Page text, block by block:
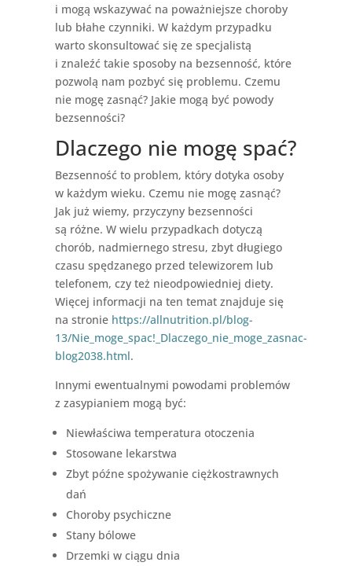
i mogą wskazywać na poważniejsze choroby
lub błahe czynniki. W każdym przypadku
warto skonsultować się ze specjalistą
i znaleźć takie sposoby na bezsenność, które
pozwolą nam pozbyć się problemu. Czemu
nie mogę zasnąć? Jakie mogą być powody
bezsenności?
Dlaczego nie mogę spać?
Bezsenność to problem, który dotyka osoby
w każdym wieku. Czemu nie mogę zasnąć?
Jak już wiemy, przyczyny bezsenności
są różne. W wielu przypadkach dotyczą
chorób, nadmiernego stresu, zbyt długiego
czasu spędzanego przed telewizorem lub
telefonem, czy też nieodpowiedniej diety.
Więcej informacji na ten temat znajduje się
na stronie https://allnutrition.pl/blog-
13/Nie_moge_spac!_Dlaczego_nie_moge_zasnac-
blog2038.html.
Innymi ewentualnymi powodami problemów
z zasypianiem mogą być:
Niewłaściwa temperatura otoczenia
Stosowane lekarstwa
Zbyt późne spożywanie ciężkostrawnych
dań
Choroby psychiczne
Stany bólowe
Drzemki w ciągu dnia